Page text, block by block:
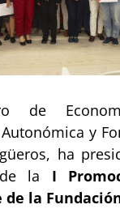
de
y
ha
la I
la